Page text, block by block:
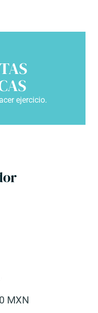
ejercicio.
MXN